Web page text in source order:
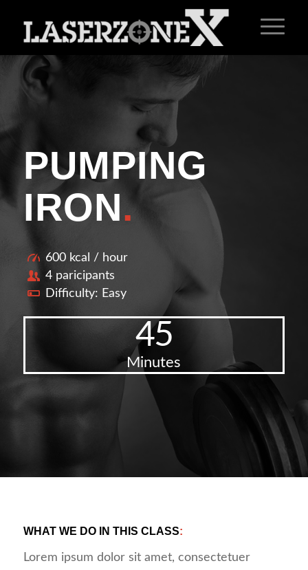
PUMPING
IRON.
600 kcal / hour
4 paricipants
Difficulty: Easy
45
Minutes
WHAT WE DO IN THIS CLASS:
Lorem ipsum dolor sit amet, consectetuer